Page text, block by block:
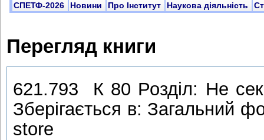
СПЕТФ-2026 Новини Про Інститут Наукова діяльність
Перегляд книги
621.793 К 80 Розділ: Не
Зберігається в: Загальний
store